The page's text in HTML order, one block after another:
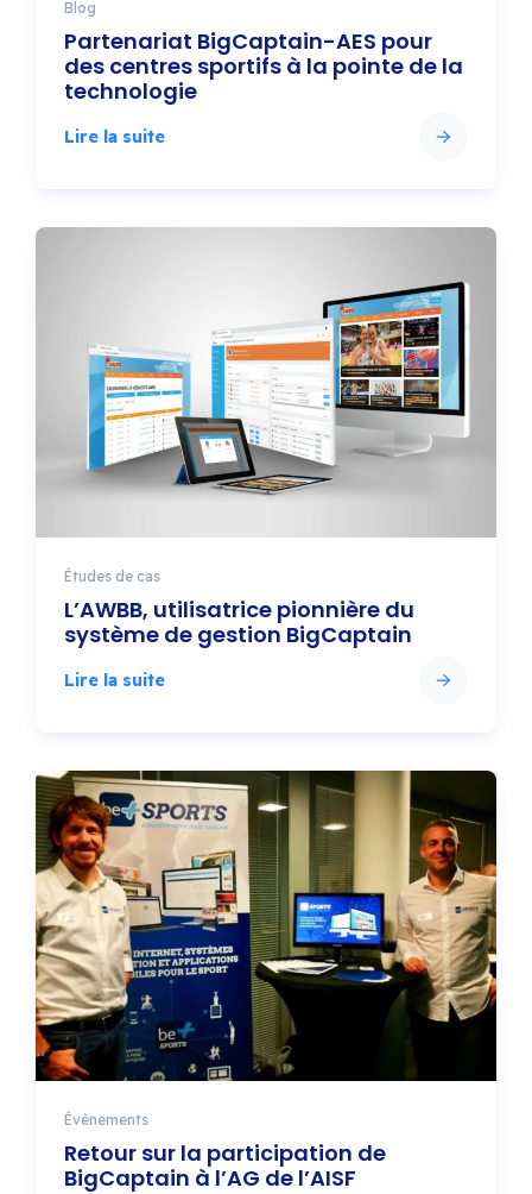
Blog
Partenariat BigCaptain-AES pour
des centres sportifs à la pointe de la
technologie
Lire la suite
Études de cas
L’AWBB, utilisatrice pionnière du
système de gestion BigCaptain
Lire la suite
Évènements
Retour sur la participation de
BigCaptain à l’AG de l’AISF